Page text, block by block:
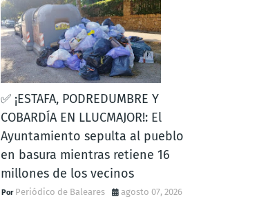
✅ ¡ESTAFA, PODREDUMBRE Y
COBARDÍA EN LLUCMAJOR!: El
Ayuntamiento sepulta al pueblo
en basura mientras retiene 16
millones de los vecinos
Periódico de Baleares agosto 07, 2026